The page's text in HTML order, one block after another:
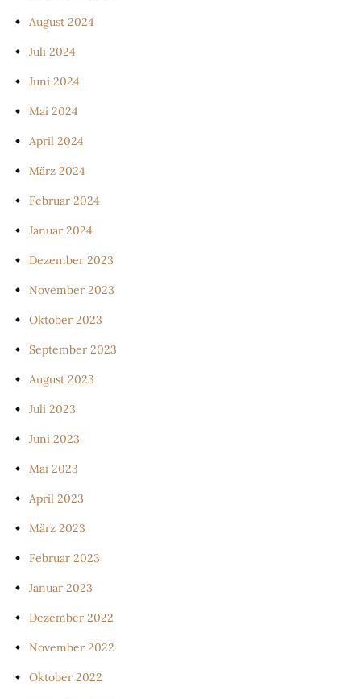
August 2024
Juli 2024
Juni 2024
Mai 2024
April 2024
März 2024
Februar 2024
Januar 2024
Dezember 2023
November 2023
Oktober 2023
September 2023
August 2023
Juli 2023
Juni 2023
Mai 2023
April 2023
März 2023
Februar 2023
Januar 2023
Dezember 2022
November 2022
Oktober 2022